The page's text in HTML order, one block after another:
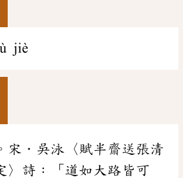
jiè
宋．吳泳〈賦半齋送張清
〉詩：「道如大路皆可